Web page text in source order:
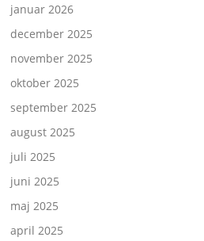
januar 2026
december 2025
november 2025
oktober 2025
september 2025
august 2025
juli 2025
juni 2025
maj 2025
april 2025